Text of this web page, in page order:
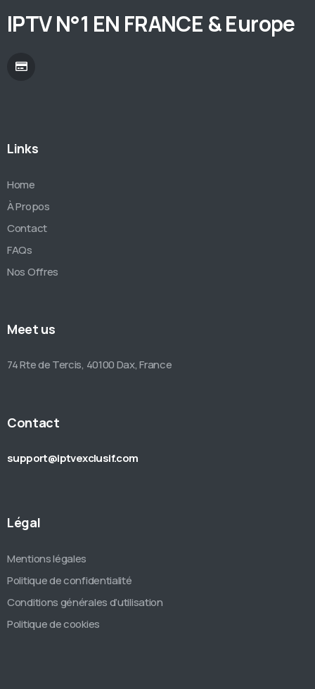
IPTV N°1 EN FRANCE & Europe
Links
Home
À Propos
Contact
FAQs
Nos Offres
Meet us
74 Rte de Tercis, 40100 Dax, France
Contact
support@iptvexclusif.com
Légal
Mentions légales
Politique de confidentialité
Conditions générales d’utilisation
Politique de cookies